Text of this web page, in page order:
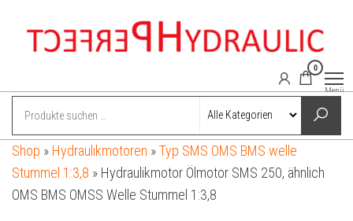
Inhalt
springen
hydraulic.com
hydraulics
shop
0
Menü
Shop » Hydraulikmotoren »Typ SMS OMS BMS welle
Stummel 1:3,8 » Hydraulikmotor Ölmotor SMS 250, ähnlich
OMS BMS OMSS Welle Stummel 1:3,8